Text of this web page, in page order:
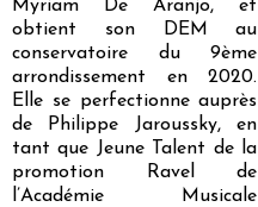
Myriam De Aranjo, et
obtient son DEM au
conservatoire du 9ème
arrondissement en 2020.
Elle se perfectionne auprès
de Philippe Jaroussky, en
tant que Jeune Talent de la
promotion Ravel de
l’Académie Musicale